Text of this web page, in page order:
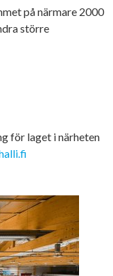
på närmare 2000
större
för laget i närheten